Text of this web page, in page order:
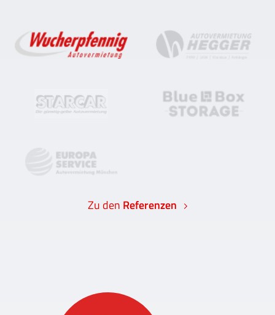
Zu den Referenzen